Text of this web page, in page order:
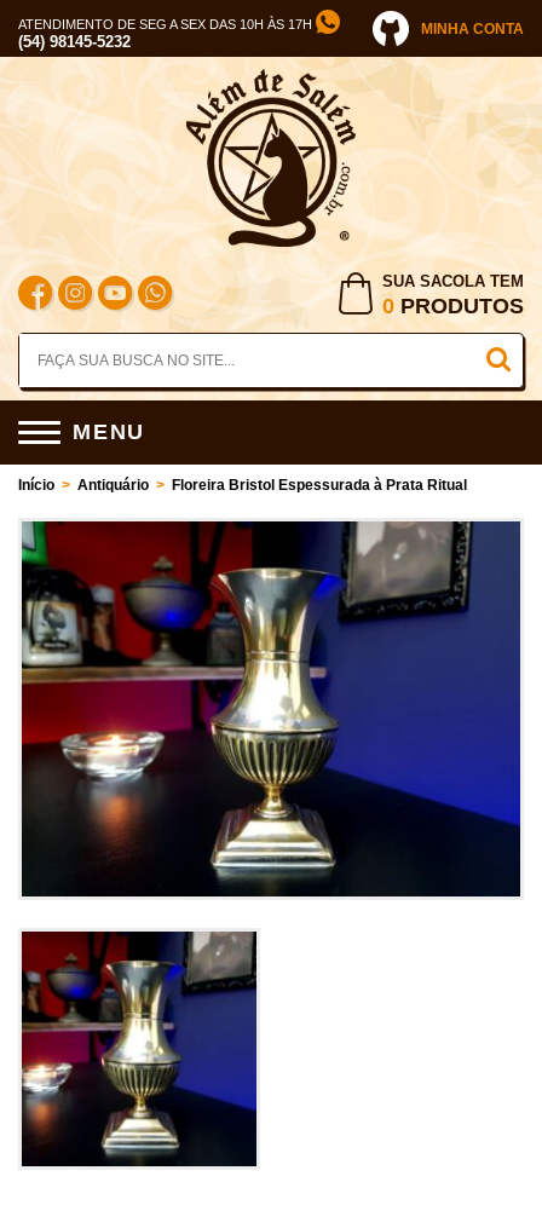
ATENDIMENTO DE SEG A SEX DAS 10H ÀS 17H
(54) 98145-5232
MINHA CONTA
SUA SACOLA TEM
0 PRODUTOS
MENU
Início > Antiquário > Floreira Bristol Espessurada à Prata Ritual